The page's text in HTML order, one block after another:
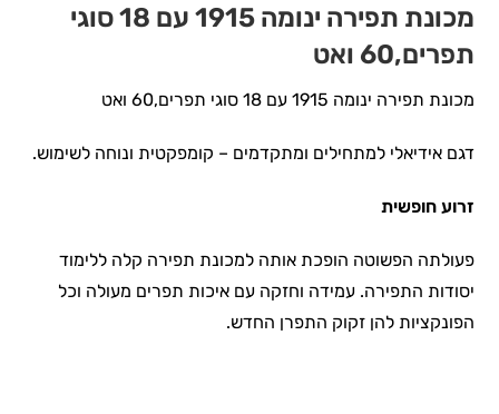
מכונת תפירה ינומה 1915 עם 18 סוגי
תפרים,60 ואט
מכונת תפירה ינומה 1915 עם 18 סוגי תפרים,60 ואט
דגם אידיאלי למתחילים ומתקדמים – קומפקטית ונוחה לשימוש.
זרוע חופשית
פעולתה הפשוטה הופכת אותה למכונת תפירה קלה ללימוד
יסודות התפירה. עמידה וחזקה עם איכות תפרים מעולה וכל
הפונקציות להן זקוק התפרן החדש.